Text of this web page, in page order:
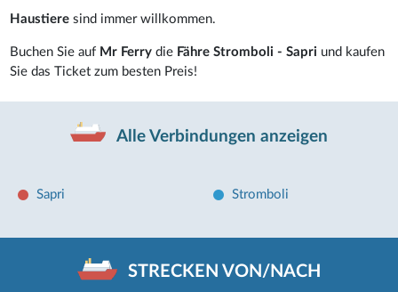
Haustiere sind immer willkommen.
Buchen Sie auf Mr Ferry die Fähre Stromboli - Sapri und kaufen
Sie das Ticket zum besten Preis!
Alle Verbindungen anzeigen
Sapri Stromboli
STRECKEN VON/NACH